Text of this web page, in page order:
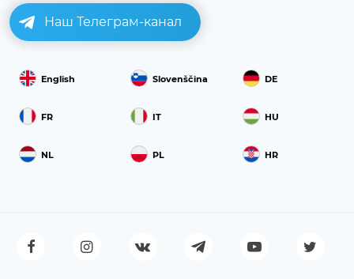
Наш Телеграм-канал
English Slovenščina DE
FR IT HU
NL PL HR